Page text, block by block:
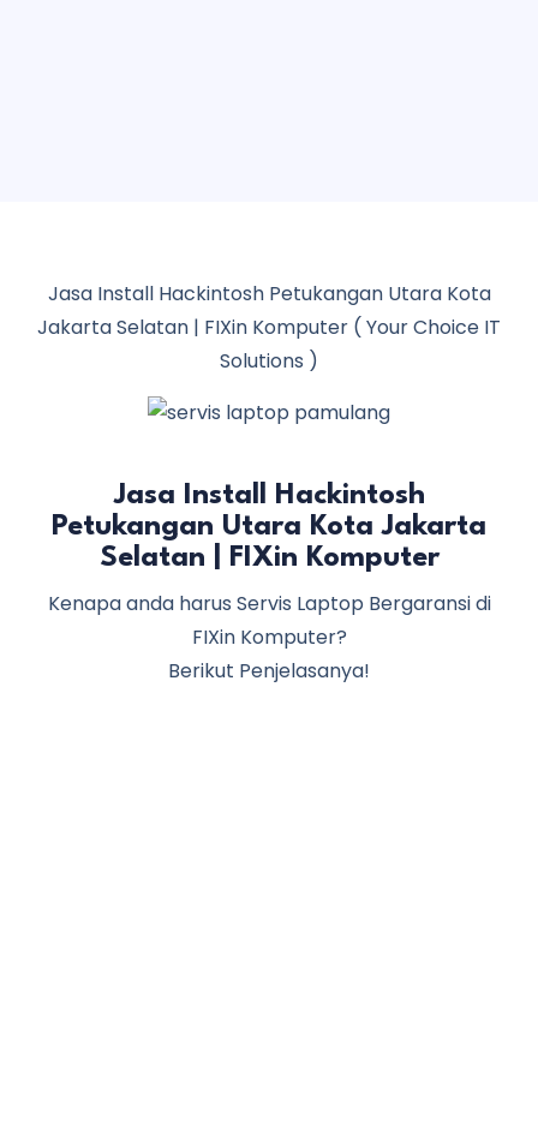
Jasa Install Hackintosh Petukangan Utara Kota
Jakarta Selatan | FIXin Komputer ( Your Choice IT
Solutions )
Jasa Install Hackintosh
Petukangan Utara Kota Jakarta
Selatan | FIXin Komputer
Kenapa anda harus Servis Laptop Bergaransi di
FIXin Komputer?
Berikut Penjelasanya!